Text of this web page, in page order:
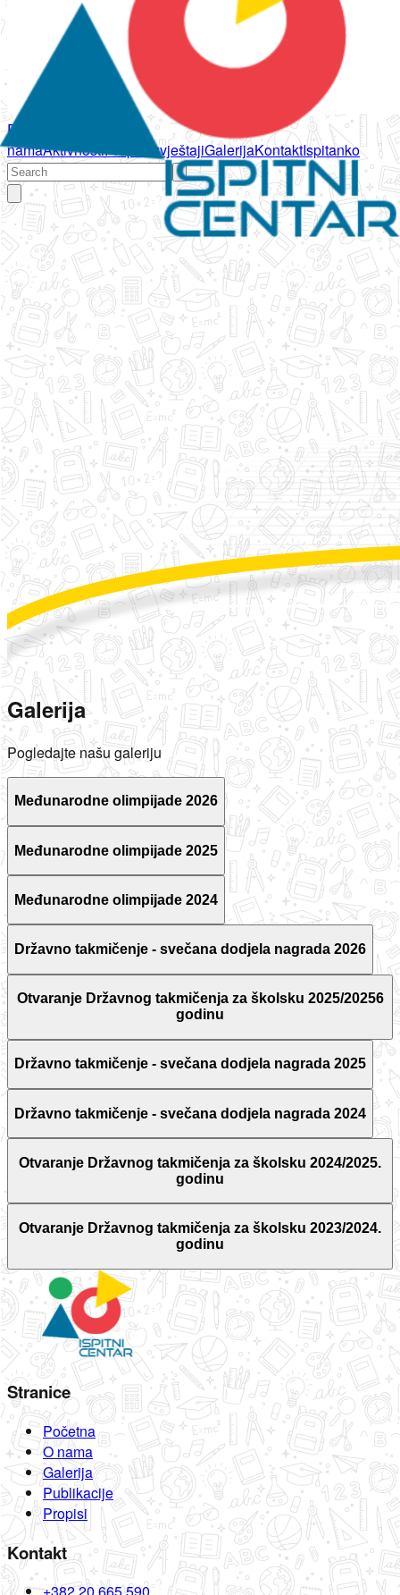
Početna
namaAktivnostiPropisi IzvještajiGalerijaKontaktIspitanko
Galerija
Pogledajte našu galeriju
Međunarodne olimpijade 2026
Međunarodne olimpijade 2025
Međunarodne olimpijade 2024
Državno takmičenje - svečana dodjela nagrada 2026
Otvaranje Državnog takmičenja za školsku 2025/20256
godinu
Državno takmičenje - svečana dodjela nagrada 2025
Državno takmičenje - svečana dodjela nagrada 2024
Otvaranje Državnog takmičenja za školsku 2024/2025.
godinu
Otvaranje Državnog takmičenja za školsku 2023/2024.
godinu
Stranice
Početna
O nama
Galerija
Publikacije
Propisi
Kontakt